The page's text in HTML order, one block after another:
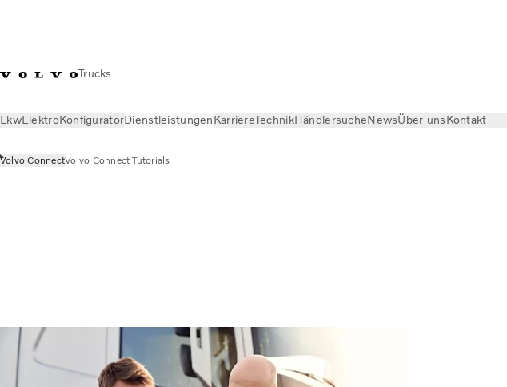
Trucks
LkwElektroKonfiguratorDienstleistungenKarriereTechnikHändlersucheNewsÜber unsKontakt
Volvo ConnectVolvo Connect Tutorials